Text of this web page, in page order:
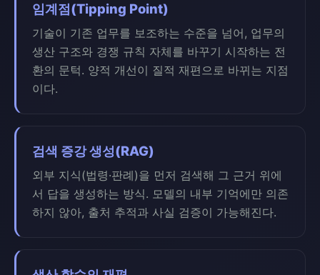
임계점(Tipping Point)
기술이 기존 업무를 보조하는 수준을 넘어, 업무의
생산 구조와 경쟁 규칙 자체를 바꾸기 시작하는 전
환의 문턱. 양적 개선이 질적 재편으로 바뀌는 지점
이다.
검색 증강 생성(RAG)
외부 지식(법령·판례)을 먼저 검색해 그 근거 위에
서 답을 생성하는 방식. 모델의 내부 기억에만 의존
하지 않아, 출처 추적과 사실 검증이 가능해진다.